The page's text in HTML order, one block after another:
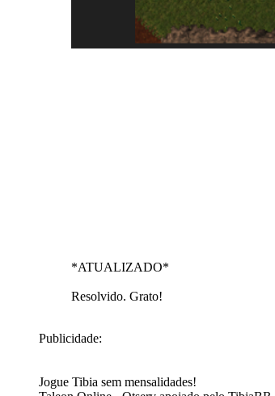
*ATUALIZADO*
Resolvido. Grato!
Publicidade:
Jogue Tibia sem mensalidades!